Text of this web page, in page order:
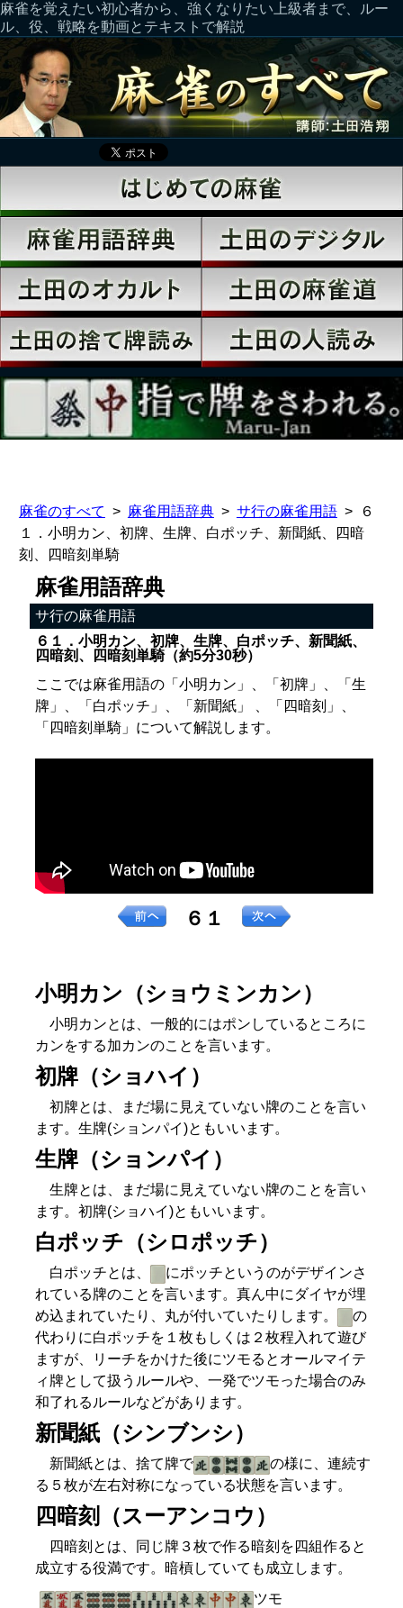
麻雀を覚えたい初心者から、強くなりたい上級者まで、ルー
ル、役、戦略を動画とテキストで解説
麻雀のすべて 麻雀用語辞典 サ行の麻雀用語
６
１．小明カン、初牌、生牌、白ポッチ、新聞紙、四暗
刻、四暗刻単騎
麻雀用語辞典
サ行の麻雀用語
６１．小明カン、初牌、生牌、白ポッチ、新聞紙、
四暗刻、四暗刻単騎（約5分30秒）
ここでは麻雀用語の「小明カン」、「初牌」、「生
牌」、「白ポッチ」、「新聞紙」 、「四暗刻」、
「四暗刻単騎」について解説します。
６１
小明カン（ショウミンカン）
小明カンとは、一般的にはポンしているところに
カンをする加カンのことを言います。
初牌（ショハイ）
初牌とは、まだ場に見えていない牌のことを言い
ます。生牌(ションパイ)ともいいます。
生牌（ションパイ）
生牌とは、まだ場に見えていない牌のことを言い
ます。初牌(ショハイ)ともいいます。
白ポッチ（シロポッチ）
白ポッチとは、
にポッチというのがデザインさ
れている牌のことを言います。真ん中にダイヤが埋
め込まれていたり、丸が付いていたりします。
の
代わりに白ポッチを１枚もしくは２枚程入れて遊び
ますが、リーチをかけた後にツモるとオールマイテ
ィ牌として扱うルールや、一発でツモった場合のみ
和了れるルールなどがあります。
新聞紙（シンブンシ）
新聞紙とは、捨て牌で
の様に、連続す
る５枚が左右対称になっている状態を言います。
四暗刻（スーアンコウ）
四暗刻とは、同じ牌３枚で作る暗刻を四組作ると
成立する役満です。暗槓していても成立します。
ツモ